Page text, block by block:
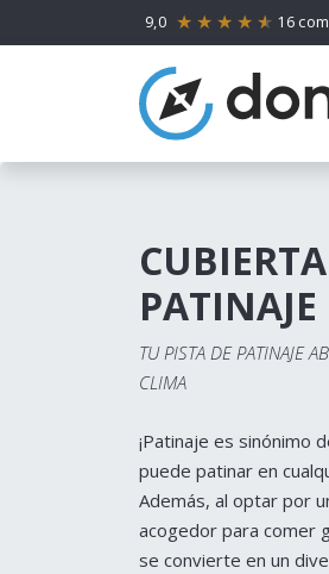
9,0 16
PATINAJE
TU PISTA DE PATINAJE
CLIMA
¡Patinaje es sinónimo
puede patinar en
Además, al optar por
acogedor para comer
se convierte en un